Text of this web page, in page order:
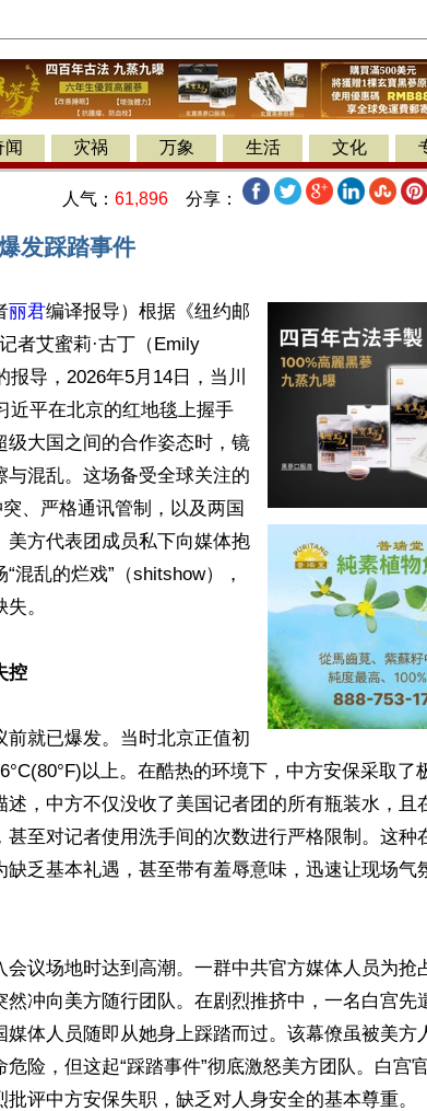
闻 灾祸 万象 生活 文化
人气： 61,896 分享：
发踩踏事件
丽君编译报导）根据《纽约邮
者艾蜜莉·古丁（Emily
导，2026年5月14日，当川
近平在北京的红地毯上握手
大国之间的合作姿态时，镜
混乱。这场备受全球关注的
、严格通讯管制，以及两国
方代表团成员私下向媒体抱
混乱的烂戏”（shitshow），
失。
控
就已爆发。当时北京正值初
以上。在酷热的环境下，中方安保采取了
，中方不仅没收了美国记者团的所有瓶装水，且
甚至对记者使用洗手间的次数进行严格限制。这种
乏基本礼遇，甚至带有羞辱意味，迅速让现场气
议场地时达到高潮。一群中共官方媒体人员为抢
冲向美方随行团队。在剧烈推挤中，一名白宫先
体人员随即从她身上踩踏而过。该幕僚虽被美方
险，但这起“踩踏事件”彻底激怒美方团队。白宫
评中方安保失职，缺乏对人身安全的基本尊重。